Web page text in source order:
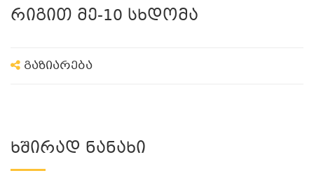
რიგით მე-10 სხდომა
გაზიარება
Ხშირად Ნანახი